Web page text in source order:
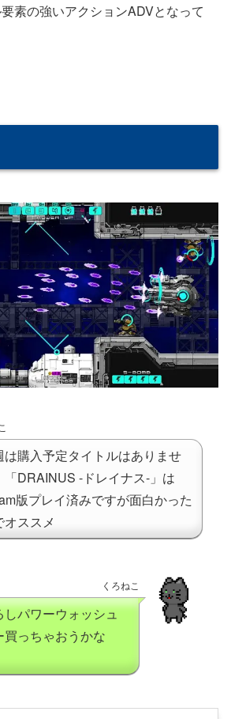
素の強いアクションADVとなって
は購入予定タイトルはありませ
「DRAINUS -ドレイナス-」は
版プレイ済みですが面白かった
オススメ
くろねこ
パワーウォッシュ
買っちゃおうかな